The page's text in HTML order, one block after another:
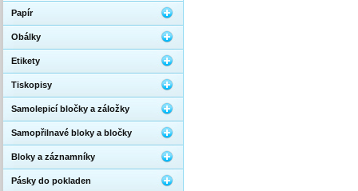
Papír
Obálky
Etikety
Tiskopisy
Samolepicí bločky a záložky
Samopřilnavé bloky a bločky
Bloky a záznamníky
Pásky do pokladen